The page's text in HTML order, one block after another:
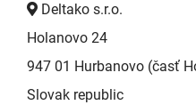
Deltako s.r.o.
Holanovo 24
947 01 Hurbanovo (časť
Slovak republic